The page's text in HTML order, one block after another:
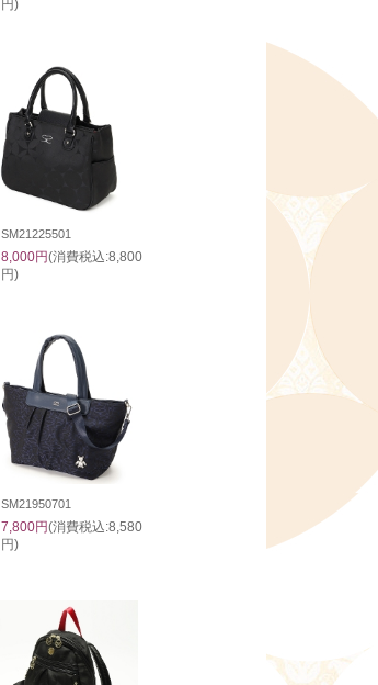
円)
SM21225501
8,000円(消費税込:8,800
円)
SM21950701
7,800円(消費税込:8,580
円)